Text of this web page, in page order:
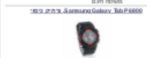
המחיר שלך
משלוח חינם